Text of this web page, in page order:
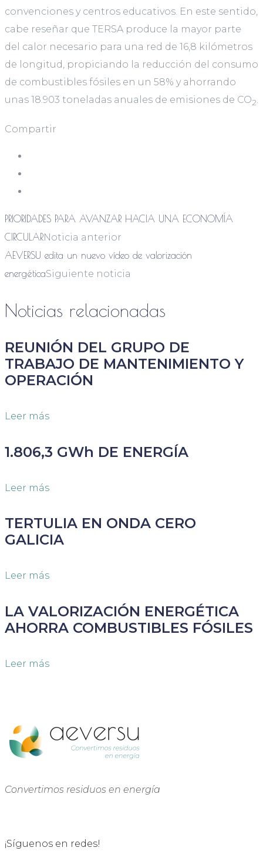
convenciones y centros educativos. En este sentido,
cabe reseñar que TERSA produce la mayor parte
del calor necesario para una red de 16,8 kilómetros
de longitud, propiciando la reducción del consumo
de combustibles fósiles en un 58% y ahorrando
unas 18.903 toneladas anuales de emisiones de CO2
Compartir
PRIORIDADES PARA AVANZAR HACIA UNA ECONOMÍA
CIRCULARNoticia anterior
AEVERSU edita un nuevo vídeo de valorización
energéticaSiguiente noticia
Noticias relacionadas
REUNIÓN DEL GRUPO DE
TRABAJO DE MANTENIMIENTO Y
OPERACIÓN
Leer más
1.806,3 GWh DE ENERGÍA
Leer más
TERTULIA EN ONDA CERO
GALICIA
Leer más
LA VALORIZACIÓN ENERGÉTICA
AHORRA COMBUSTIBLES FÓSILES
Leer más
Convertimos residuos en energía
¡Síguenos en redes!